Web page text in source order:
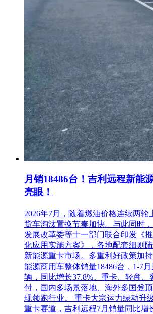
月销18486台！吉利远程新能
亮眼！
2026年7月，随着燃油价格连续两轮
货车淘汰置换节奏加快。与此同时
发展改革委等十一部门联合印发《
化应用实施方案》，各地配套细则
新能源重卡市场。多重利好政策加
能源商用车整体销量18486台，1-7
辆，同比增长37.8%。重卡、轻商、
付，国内多场景落地、海外多国登
现领跑行业。 重卡大宗运力绿动升
重卡赛道，吉利远程7月销量同比增